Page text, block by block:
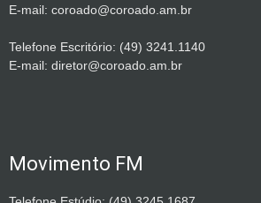
E-mail: coroado@coroado.am.br
Telefone Escritório: (49) 3241.1140
E-mail: diretor@coroado.am.br
Movimento FM